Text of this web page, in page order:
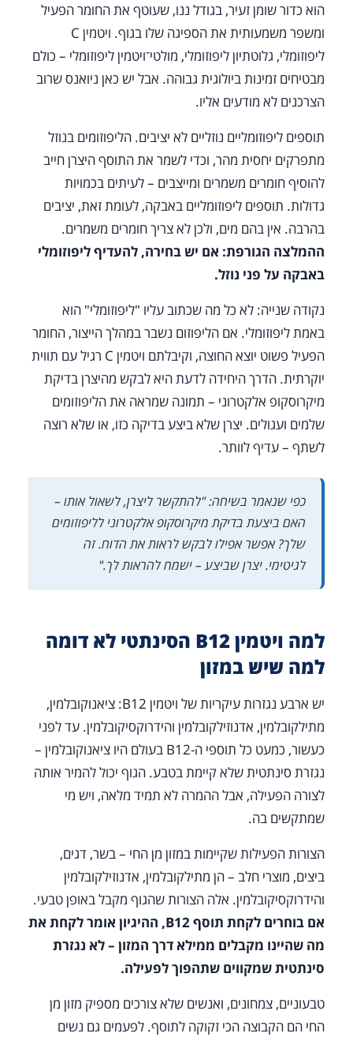
הוא כדור שומן זעיר, בגודל ננו, שעוטף את החומר הפעיל
ומשפר משמעותית את הספיגה שלו בגוף. ויטמין C
ליפוזומלי, גלוטתיון ליפוזומלי, מולטי־ויטמין ליפוזומלי – כולם
מבטיחים זמינות ביולוגית גבוהה. אבל יש כאן ניואנס שרוב
הצרכנים לא מודעים אליו.
תוספים ליפוזומליים נוזליים לא יציבים. הליפוזומים בנוזל
מתפרקים יחסית מהר, וכדי לשמר את התוסף היצרן חייב
להוסיף חומרים משמרים ומייצבים – לעיתים בכמויות
גדולות. תוספים ליפוזומליים באבקה, לעומת זאת, יציבים
בהרבה. אין בהם מים, ולכן לא צריך חומרים משמרים.
ההמלצה הגורפת: אם יש בחירה, להעדיף ליפוזומלי
באבקה על פני נוזל.
נקודה שנייה: לא כל מה שכתוב עליו "ליפוזומלי" הוא
באמת ליפוזומלי. אם הליפוזום נשבר במהלך הייצור, החומר
הפעיל פשוט יוצא החוצה, וקיבלתם ויטמין C רגיל עם תווית
יוקרתית. הדרך היחידה לדעת היא לבקש מהיצרן בדיקת
מיקרוסקופ אלקטרוני – תמונה שמראה את הליפוזומים
שלמים ועגולים. יצרן שלא ביצע בדיקה כזו, או שלא רוצה
לשתף – עדיף לוותר.
כפי שנאמר בשיחה: "להתקשר ליצרן, לשאול אותו –
האם ביצעת בדיקת מיקרוסקופ אלקטרוני לליפוזומים
שלך? אפשר אפילו לבקש לראות את הדוח. זה
לגיטימי. יצרן שביצע – ישמח להראות לך."
למה ויטמין B12 הסינתטי לא דומה
למה שיש במזון
יש ארבע נגזרות עיקריות של ויטמין B12: ציאנוקובלמין,
מתילקובלמין, אדנוזילקובלמין והידרוקסיקובלמין. עד לפני
כעשור, כמעט כל תוספי ה-B12 בעולם היו ציאנוקובלמין –
נגזרת סינתטית שלא קיימת בטבע. הגוף יכול להמיר אותה
לצורה הפעילה, אבל ההמרה לא תמיד מלאה, ויש מי
שמתקשים בה.
הצורות הפעילות שקיימות במזון מן החי – בשר, דגים,
ביצים, מוצרי חלב – הן מתילקובלמין, אדנוזילקובלמין
והידרוקסיקובלמין. אלה הצורות שהגוף מקבל באופן טבעי.
אם בוחרים לקחת תוסף B12, ההיגיון אומר לקחת את
מה שהיינו מקבלים ממילא דרך המזון – לא נגזרת
סינתטית שמקווים שתהפוך לפעילה.
טבעוניים, צמחונים, ואנשים שלא צורכים מספיק מזון מן
החי הם הקבוצה הכי זקוקה לתוסף. לפעמים גם נשים